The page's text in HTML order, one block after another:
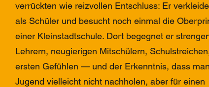
verrückten wie reizvollen Entschluss: Er
als Schüler und besucht noch einmal die
einer Kleinstadtschule. Dort begegnet er
Lehrern, neugierigen Mitschülern,
ersten Gefühlen — und der Erkenntnis, dass man
Jugend vielleicht nicht nachholen, aber für einen